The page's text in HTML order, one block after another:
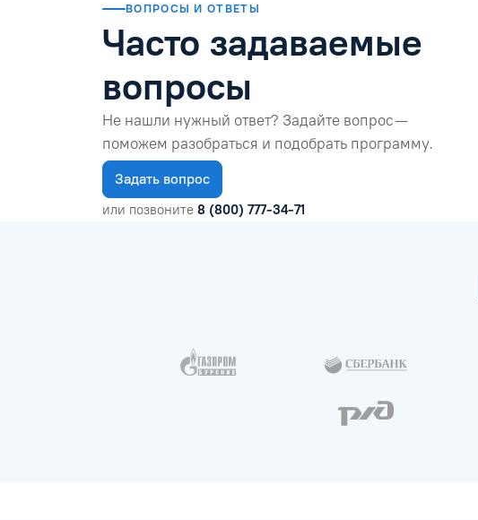
ВОПРОСЫ И ОТВЕТЫ
Часто задаваемые
вопросы
Не нашли нужный ответ? Задайте вопрос —
поможем разобраться и подобрать программу.
Задать вопрос
или позвоните 8 (800) 777-34-71